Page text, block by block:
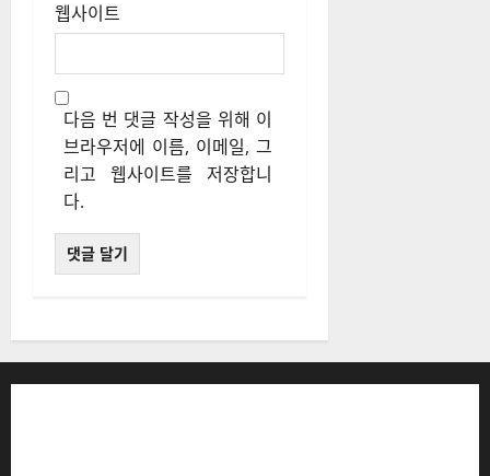
웹사이트
다음 번 댓글 작성을 위해 이
브라우저에 이름, 이메일, 그
리고 웹사이트를 저장합니
다.